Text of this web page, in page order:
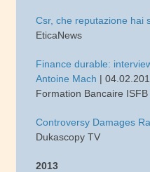
Csr, che reputazione hai
EticaNews
Finance durable:
Antoine Mach |
Formation Bancaire ISFB
Controversy Damages
Dukascopy TV
2013